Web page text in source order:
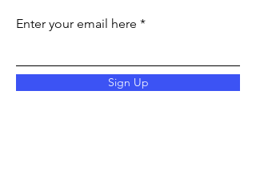
Enter your email here
Sign Up